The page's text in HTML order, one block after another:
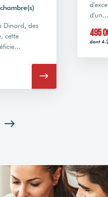
Dinard, des
cette
495
dont